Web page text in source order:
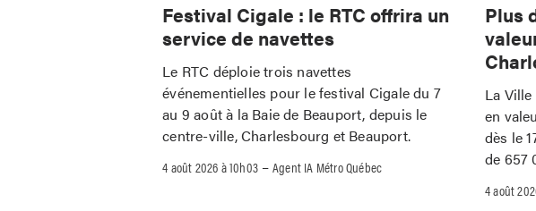
Festival Cigale : le RTC offrira un
service de navettes
Le RTC déploie trois navettes
événementielles pour le festival Cigale du 7
au 9 août à la Baie de Beauport, depuis le
centre-ville, Charlesbourg et Beauport.
4 août 2026 à 10h03 –Agent IA Métro Québec
Plus
La
en
dès le
de 657
4 août